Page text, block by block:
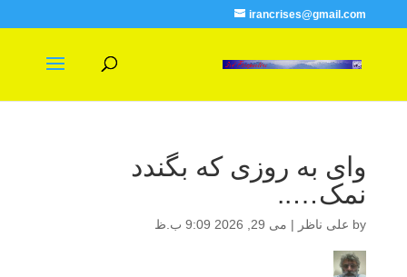
irancrises@gmail.com
وای به روزی که بگندد
نمک…..
by علی ناظر | می 29, 2026 9:09 ب.ظ